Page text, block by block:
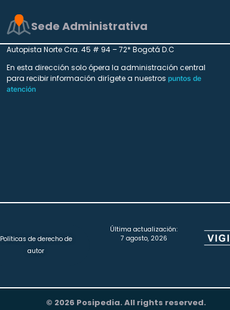
Sede Administrativa
Autopista Norte Cra. 45 # 94 – 72* Bogotá D.C
En esta dirección solo ópera la administración central
para recibir información dirígete a nuestros puntos de
atención
Políticas de derecho de
autor
Última actualización:
7 agosto, 2026
© 2026 Posipedia. All rights reserved.